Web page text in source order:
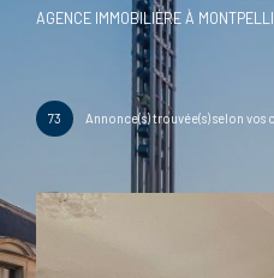
AGENCE IMMOBILIÈRE À
73 Annonce(s) trouvée(s) selon vos